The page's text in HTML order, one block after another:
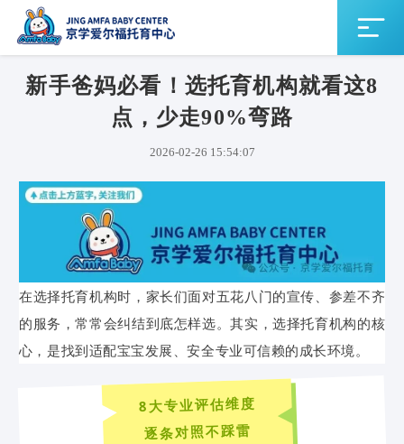
新手爸妈必看！选托育机构就看这8
点，少走90%弯路
2026-02-26 15:54:07
在选择托育机构时，家长们面对五花八门的宣传、参差不齐
的服务，常常会纠结到底怎样选。其实，选择托育机构的核
心，是找到适配宝宝发展、安全专业可信赖的成长环境。
8大专业评估维度
逐条对照不踩雷